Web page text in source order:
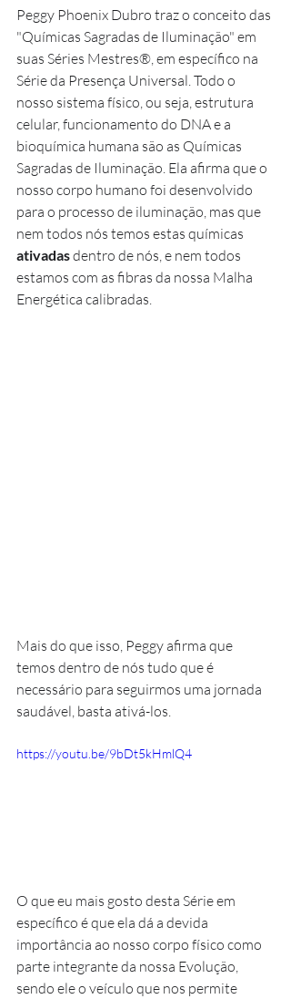
Peggy Phoenix Dubro traz o conceito das
"Químicas Sagradas de Iluminação" em
suas Séries Mestres®, em específico na
Série da Presença Universal. Todo o
nosso sistema físico, ou seja, estrutura
celular, funcionamento do DNA e a
bioquímica humana são as Químicas
Sagradas de Iluminação. Ela afirma que o
nosso corpo humano foi desenvolvido
para o processo de iluminação, mas que
nem todos nós temos estas químicas
ativadas dentro de nós, e nem todos
estamos com as fibras da nossa Malha
Energética calibradas.
Mais do que isso, Peggy afirma que
temos dentro de nós tudo que é
necessário para seguirmos uma jornada
saudável, basta ativá-los.
https://youtu.be/9bDt5kHmlQ4
O que eu mais gosto desta Série em
específico é que ela dá a devida
importância ao nosso corpo físico como
parte integrante da nossa Evolução,
sendo ele o veículo que nos permite